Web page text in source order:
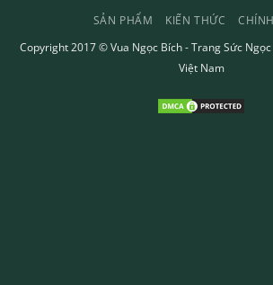
Pickup
SẢN PHẨM KIẾN THỨC
Copyright 2017 © Vua Ngọc Bích - Trang Sức
Việt Nam